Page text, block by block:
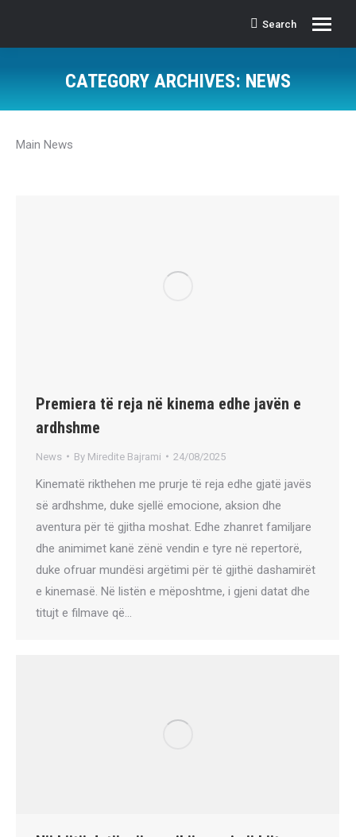
Search:
Search
CATEGORY ARCHIVES: NEWS
Main News
Premiera të reja në kinema edhe javën e
ardhshme
News By Miredite Bajrami 24/08/2025
Kinematë rikthehen me prurje të reja edhe gjatë javës
së ardhshme, duke sjellë emocione, aksion dhe
aventura për të gjitha moshat. Edhe zhanret familjare
dhe animimet kanë zënë vendin e tyre në repertorë,
duke ofruar mundësi argëtimi për të gjithë dashamirët
e kinemasë. Në listën e mëposhtme, i gjeni datat dhe
titujt e filmave që…